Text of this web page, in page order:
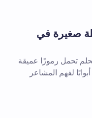
صغيرة في
تحمل رموزًا عميقة
لفهم المشاعر